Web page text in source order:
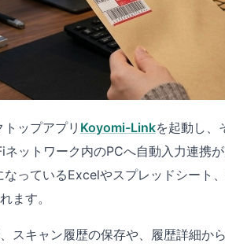
ップアプリ Koyomi-Linkを起動し、
ットワーク内のPCへ自動入力連携
なっているExcelやスプレッドシート
ます。
スキャン履歴の保存や、履歴詳細か